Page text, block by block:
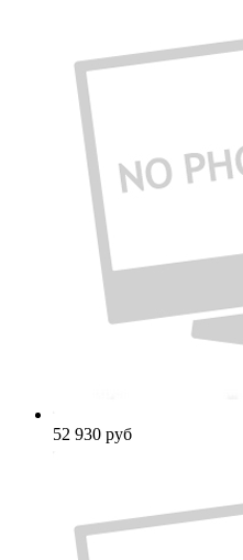
52 930 руб